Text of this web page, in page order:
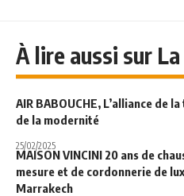
À lire aussi sur
AIR BABOUCHE, L’alliance de
de la modernité
25/02/2025
MAISON VINCINI 20 ans de
mesure et de cordonnerie de
Marrakech